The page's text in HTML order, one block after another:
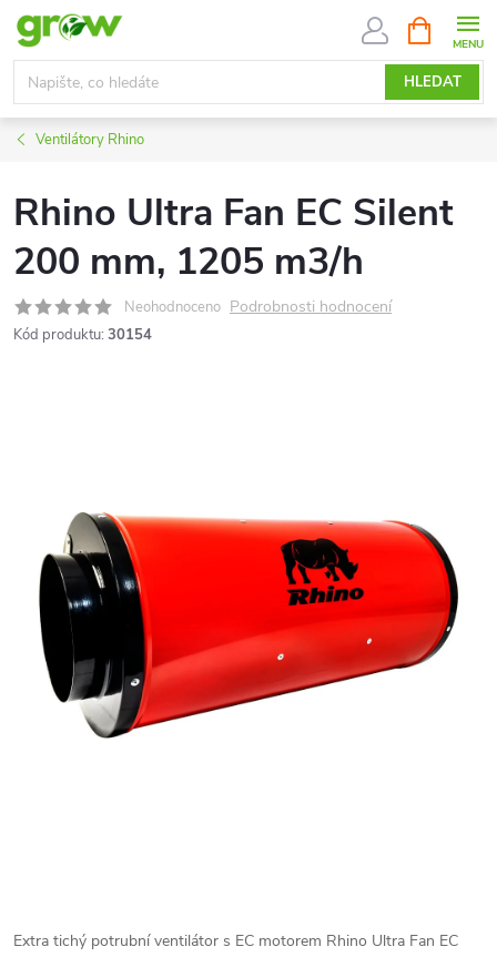
Přejít
obsah
HLEDAT
NÁKUPNÍ
KOŠÍK
Ventilátory Rhino
Rhino Ultra Fan EC Silent
200 mm, 1205 m3/h
Neohodnoceno Podrobnosti hodnocení
Kód produktu: 30154
Extra tichý potrubní ventilátor s EC motorem Rhino Ultra Fan EC